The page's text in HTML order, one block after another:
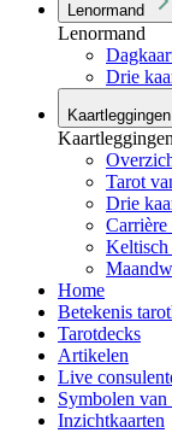
Lenormand
Lenormand
Drie
Kaartleggingen
Kaartleggingen
Tarot
Drie
Carrière
Home
Betekenis
Tarotdecks
Artikelen
Live
Symbolen van
Inzichtkaarten